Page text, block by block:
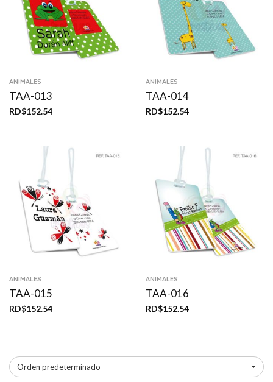
ANIMALES
TAA-013
RD$152.54
ANIMALES
TAA-014
RD$152.54
ANIMALES
TAA-015
RD$152.54
ANIMALES
TAA-016
RD$152.54
Orden predeterminado